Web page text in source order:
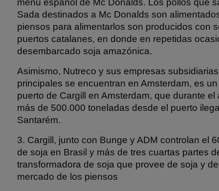
menú español de Mc Donalds. Los pollos que
Sada destinados a Mc Donalds son
piensos para alimentarlos son producidos con
puertos catalanes, en donde en repetidas
desembarcado soja amazónica.
Asimismo, Nutreco y sus empresas
principales se encuentran en Amsterdam, es
puerto de Cargill en Amsterdam, que durante el
más de 500.000 toneladas desde el puerto
Santarém.
3. Cargill, junto con Bunge y ADM controlan el
de soja en Brasil y más de tres cuartas partes
transformadora de soja que provee de soja y
mercado de los piensos